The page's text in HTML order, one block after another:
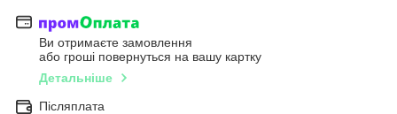
Ви отримаєте замовлення
або гроші повернуться на вашу картку
Детальніше
Післяплата